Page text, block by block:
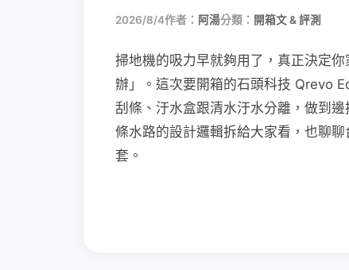
2026/8/4作者： 阿湯分類： 開箱文 & 評測
掃地機的吸力早就夠用了，真正決定
辦」。這次要開箱的石頭科技 Qrevo
刮條、汙水盒跟清水汙水分離，做到
條水路的設計邏輯拆給大家看，也聊
套。